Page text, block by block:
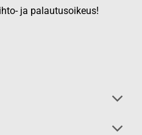
ja palautusoikeus!